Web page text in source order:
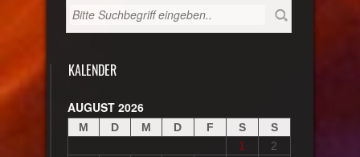
KALENDER
AUGUST 2026
M D M D F S
S
1
2